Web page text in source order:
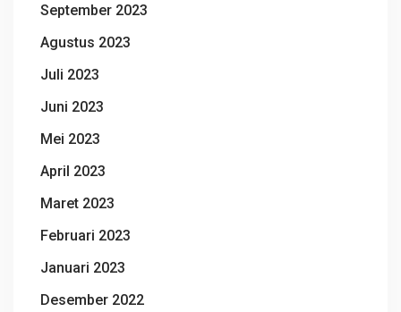
September 2023
Agustus 2023
Juli 2023
Juni 2023
Mei 2023
April 2023
Maret 2023
Februari 2023
Januari 2023
Desember 2022